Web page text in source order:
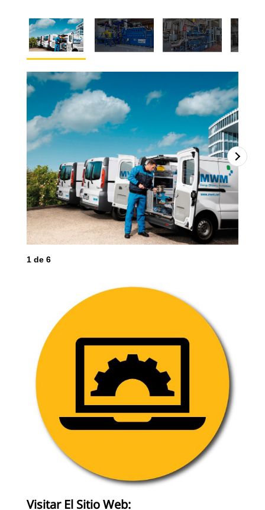
1 de 6
Visitar El Sitio Web: